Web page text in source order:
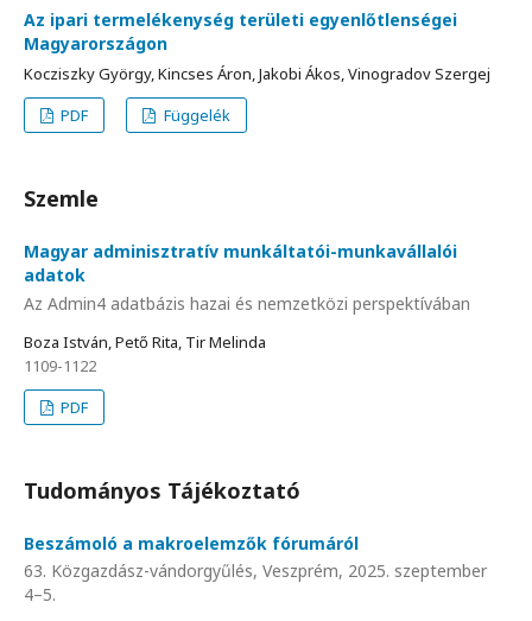
Az ipari termelékenység területi egyenlőtlenségei
Magyarországon
Kocziszky György, Kincses Áron, Jakobi Ákos, Vinogradov Szergej
PDF
Függelék
Szemle
Magyar adminisztratív munkáltatói-munkavállalói
adatok
Az Admin4 adatbázis hazai és nemzetközi perspektívában
Boza István, Pető Rita, Tir Melinda
1109-1122
PDF
Tudományos Tájékoztató
Beszámoló a makroelemzők fórumáról
63. Közgazdász-vándorgyűlés, Veszprém, 2025. szeptember
4–5.